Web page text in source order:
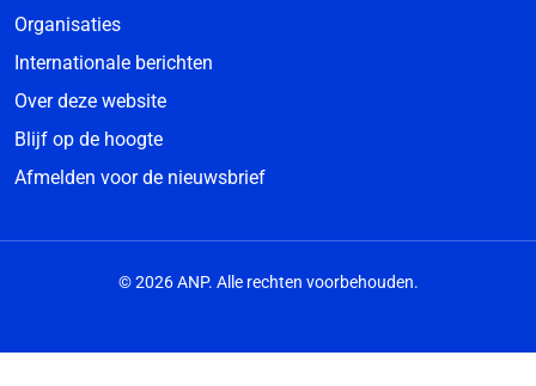
Organisaties
Internationale berichten
Over deze website
Blijf op de hoogte
Afmelden voor de nieuwsbrief
© 2026 ANP. Alle rechten voorbehouden.